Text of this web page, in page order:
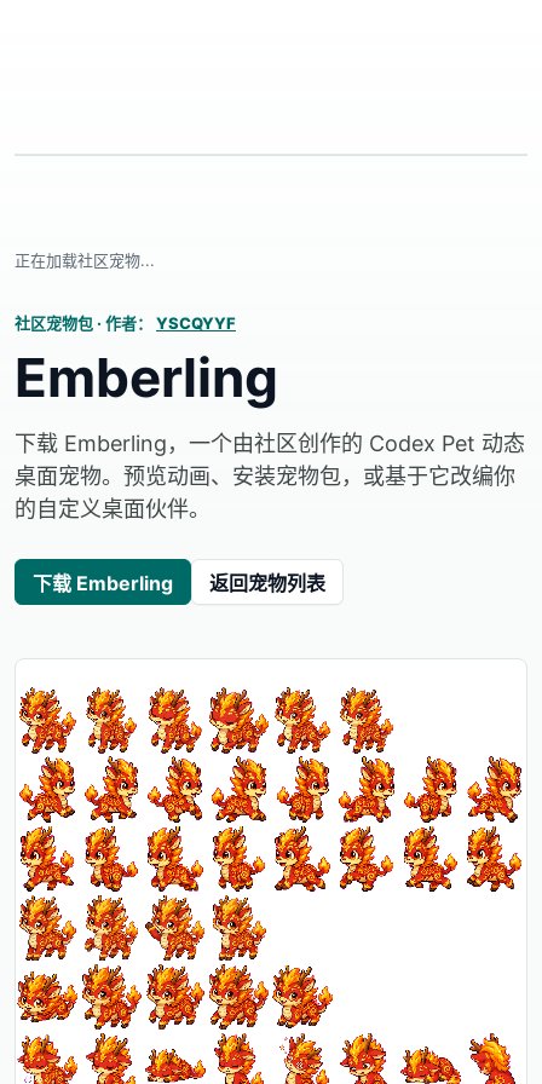
正在加载社区宠物...
社区宠物包 · 作者： YSCQYYF
Emberling
下载 Emberling，一个由社区创作的 Codex Pet 动态
桌面宠物。预览动画、安装宠物包，或基于它改编你
的自定义桌面伙伴。
下载 Emberling 返回宠物列表